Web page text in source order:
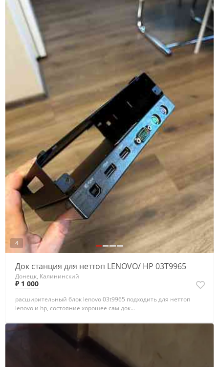
4
Док станция для неттоп LENOVO/ HP 03T9965
Донецк, Калининский
₽ 1 000
расширительный блок lenovo 03t9965 подходить для неттоп
lenovo и hp, состояние хорошее сам док...